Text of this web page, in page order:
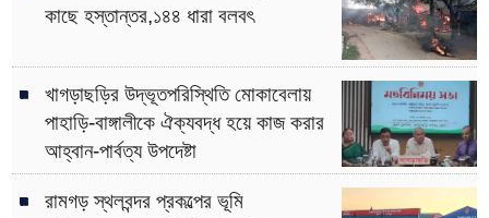
কাছে হস্তান্তর,১৪৪ ধারা বলবৎ
খাগড়াছড়ির উদ্ভূতপরিস্থিতি মোকাবেলায়
পাহাড়ি-বাঙ্গালীকে ঐক্যবদ্ধ হয়ে কাজ করার
আহ্বান-পার্বত্য উপদেষ্টা
রামগড় স্থলবন্দর প্রকল্পের ভূমি